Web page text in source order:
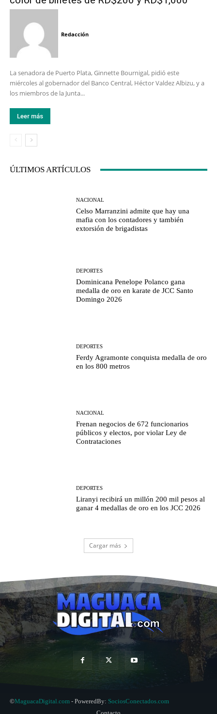
Redacción
La senadora de Puerto Plata, Ginnette Bournigal, pidió este
miércoles al gobernador del Banco Central, Héctor Valdez Albizu, y a
los miembros de la Junta...
Leer más
ÚLTIMOS ARTÍCULOS
NACIONAL
Celso Marranzini admite que hay una
mafia con los contadores y también
extorsión de brigadistas
DEPORTES
Dominicana Penelope Polanco gana
medalla de oro en karate de JCC Santo
Domingo 2026
DEPORTES
Ferdy Agramonte conquista medalla de oro
en los 800 metros
NACIONAL
Frenan negocios de 672 funcionarios
públicos y electos, por violar Ley de
Contrataciones
DEPORTES
Liranyi recibirá un millón 200 mil pesos al
ganar 4 medallas de oro en los JCC 2026
Cargar más
©MaguacaDigital.com - PoweredBy: SociosConectados.com